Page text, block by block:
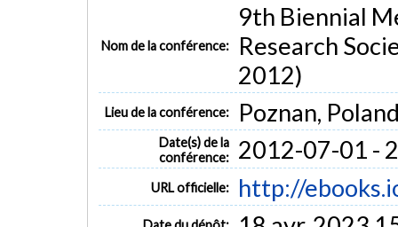
Nom de la conférence:
9th Biennial
Research
2012)
Lieu de la conférence: Poznan,
Date(s) de la
conférence:
2012-07-01 -
URL officielle: http://